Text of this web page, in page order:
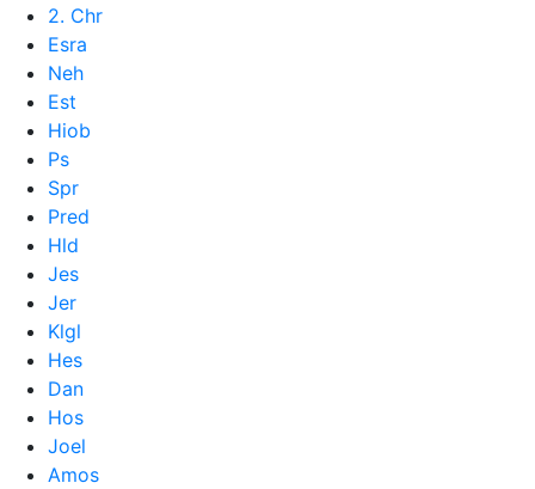
2. Chr
Esra
Neh
Est
Hiob
Ps
Spr
Pred
Hld
Jes
Jer
Klgl
Hes
Dan
Hos
Joel
Amos